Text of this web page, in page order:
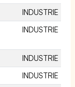
INDUSTRIE
INDUSTRIE
INDUSTRIE
INDUSTRIE